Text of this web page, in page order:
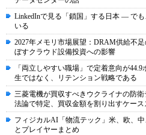
LinkedInで見る「鎖国」する日本 ― で
いる
2027年メモリ市場展望：DRAM供給不
ぼすクラウド設備投資への影響
「両立しやすい職場」で定着意向が
生ではなく、リテンション戦略である
三菱電機が買収すべきウクライナの防
法論で特定、買収金額を割り出すケース
フィジカルAI「物流テック」米、欧、
とプレイヤーまとめ